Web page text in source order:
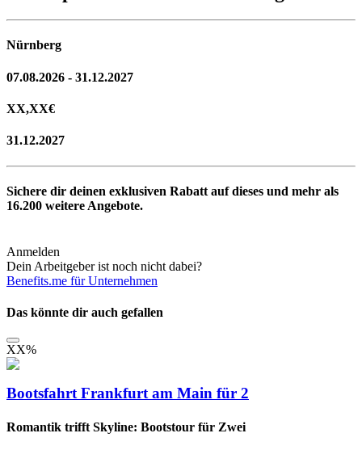
Nürnberg
07.08.2026 - 31.12.2027
XX,XX€
31.12.2027
Sichere dir deinen exklusiven Rabatt auf dieses und mehr als
16.200 weitere Angebote.
Anmelden
Dein Arbeitgeber ist noch nicht dabei?
Benefits.me für Unternehmen
Das könnte dir auch gefallen
XX%
Bootsfahrt Frankfurt am Main für 2
Romantik trifft Skyline: Bootstour für Zwei